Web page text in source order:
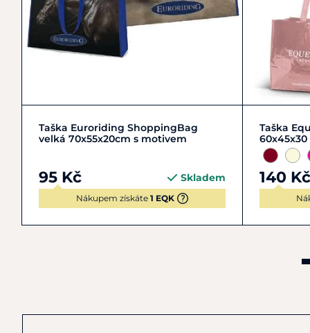
Do košíku
Taška Euroriding ShoppingBag
velká 70x55x20cm s motivem
95 Kč Skladem
Nákupem získáte 1 EQK
Taška
140 Kč